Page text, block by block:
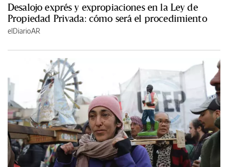
Desalojo exprés y expropiaciones en la Ley de
Propiedad Privada: cómo será el procedimiento
elDiarioAR